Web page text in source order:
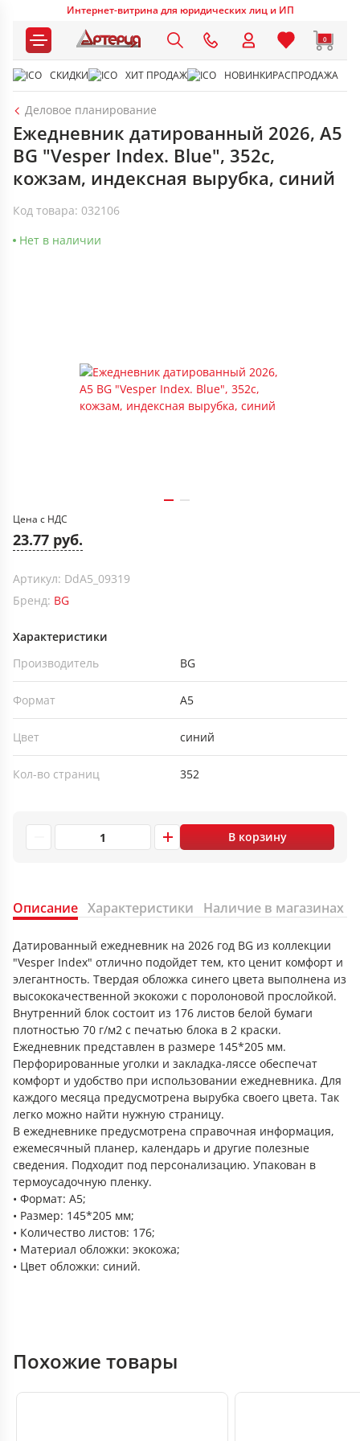
Интернет-витрина для юридических лиц и ИП
0
СКИДКИ ХИТ ПРОДАЖ НОВИНКИРАСПРОДАЖА
Деловое планирование
Ежедневник датированный 2026, А5
BG "Vesper Index. Blue", 352с,
кожзам, индексная вырубка, синий
Код товара: 032106
Нет в наличии
Цена с НДС
23.77 руб.
Артикул: DdА5_09319
Бренд: BG
Характеристики
Производитель
BG
Формат А5
Цвет синий
Кол-во страниц 352
В корзину
Описание Характеристики Наличие в магазинах
Датированный ежедневник на 2026 год BG из коллекции
"Vesper Index" отлично подойдет тем, кто ценит комфорт и
элегантность. Твердая обложка синего цвета выполнена из
высококачественной экокожи с поролоновой прослойкой.
Внутренний блок состоит из 176 листов белой бумаги
плотностью 70 г/м2 с печатью блока в 2 краски.
Ежедневник представлен в размере 145*205 мм.
Перфорированные уголки и закладка-ляссе обеспечат
комфорт и удобство при использовании ежедневника. Для
каждого месяца предусмотрена вырубка своего цвета. Так
легко можно найти нужную страницу.
В ежедневнике предусмотрена справочная информация,
ежемесячный планер, календарь и другие полезные
сведения. Подходит под персонализацию. Упакован в
термоусадочную пленку.
• Формат: А5;
• Размер: 145*205 мм;
• Количество листов: 176;
• Материал обложки: экокожа;
• Цвет обложки: синий.
Похожие товары